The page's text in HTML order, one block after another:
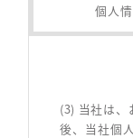
個人
(3) 当社は、
後、当社個